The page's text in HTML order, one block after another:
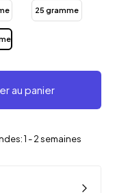
25 gramme
au panier
1 - 2 semaines